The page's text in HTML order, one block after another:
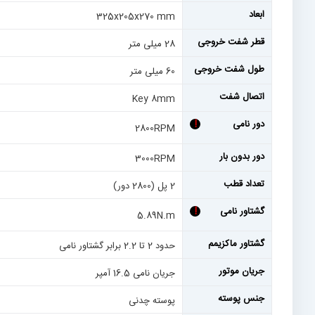
ابعاد
325x205x270 mm
قطر شفت خروجی
28 میلی متر
طول شفت خروجی
60 میلی متر
اتصال شفت
Key 8mm
دور نامی
!
2800RPM
دور بدون بار
3000RPM
تعداد قطب
2 پل (2800 دور)
گشتاور نامی
!
5.89N.m
گشتاور ماکزیمم
حدود 2 تا 2.2 برابر گشتاور نامی
جریان موتور
جریان نامی 16.5 آمپر
جنس پوسته
پوسته چدنی